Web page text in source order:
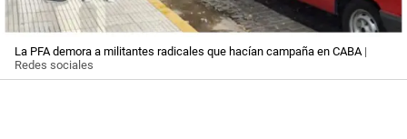
La PFA demora a militantes radicales que hacían campaña en CABA|
Redes sociales